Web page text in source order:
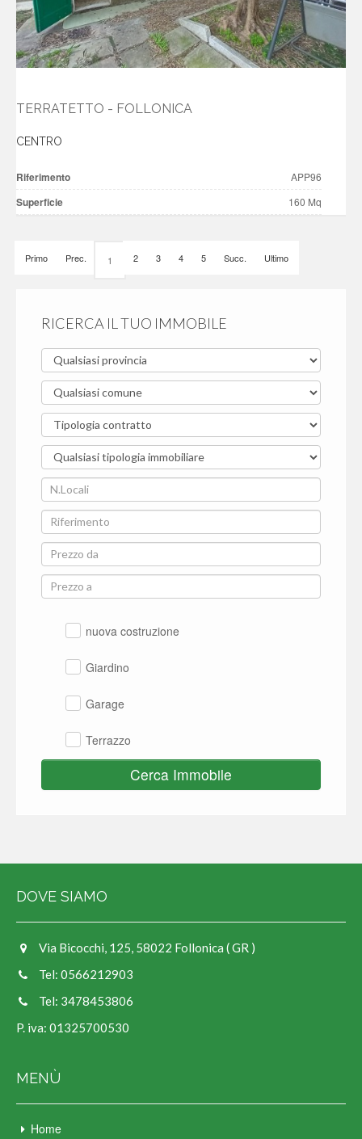
TERRATETTO - FOLLONICA
CENTRO
Riferimento APP96
Superficie 160 Mq
Primo Prec. 1 2 3 4 5 Succ. Ultimo
RICERCA IL TUO IMMOBILE
nuova costruzione
Giardino
Garage
Terrazzo
Cerca Immobile
DOVE SIAMO
Via Bicocchi, 125, 58022 Follonica ( GR )
Tel: 0566212903
Tel: 3478453806
P. iva: 01325700530
MENÙ
Home